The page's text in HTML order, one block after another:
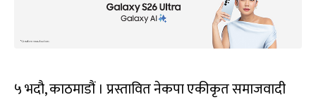
५ भदौ, काठमाडौं । प्रस्तावित नेकपा एकीकृत समाजवादी